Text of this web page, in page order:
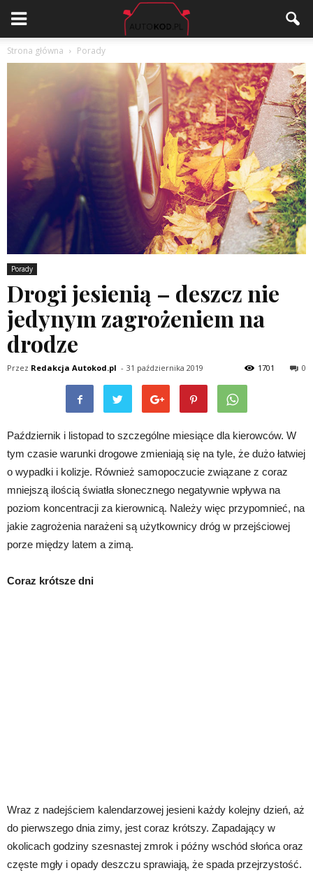
Strona główna Porady
Porady
Drogi jesienią – deszcz nie
jedynym zagrożeniem na
drodze
Przez Redakcja Autokod.pl - 31 października 2019 0
1701
Październik i listopad to szczególne miesiące dla kierowców. W
tym czasie warunki drogowe zmieniają się na tyle, że dużo łatwiej
o wypadki i kolizje. Również samopoczucie związane z coraz
mniejszą ilością światła słonecznego negatywnie wpływa na
poziom koncentracji za kierownicą. Należy więc przypomnieć, na
jakie zagrożenia narażeni są użytkownicy dróg w przejściowej
porze między latem a zimą.
Coraz krótsze dni
Wraz z nadejściem kalendarzowej jesieni każdy kolejny dzień, aż
do pierwszego dnia zimy, jest coraz krótszy. Zapadający w
okolicach godziny szesnastej zmrok i późny wschód słońca oraz
częste mgły i opady deszczu sprawiają, że spada przejrzystość.